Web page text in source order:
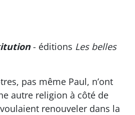
- éditions Les belles
pas même Paul, n’ont
autre religion à côté de
voulaient renouveler dans la